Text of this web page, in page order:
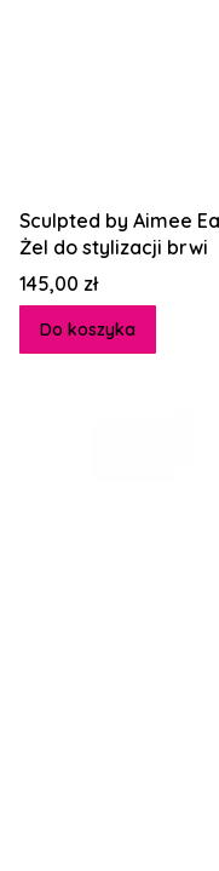
Sculpted by Aimee
Żel do stylizacji brwi
Cena
145,00 zł
Do koszyka